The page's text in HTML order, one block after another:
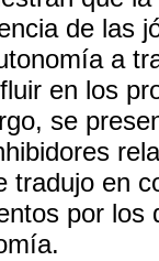
de las
a
en los
se
tradujo en
por